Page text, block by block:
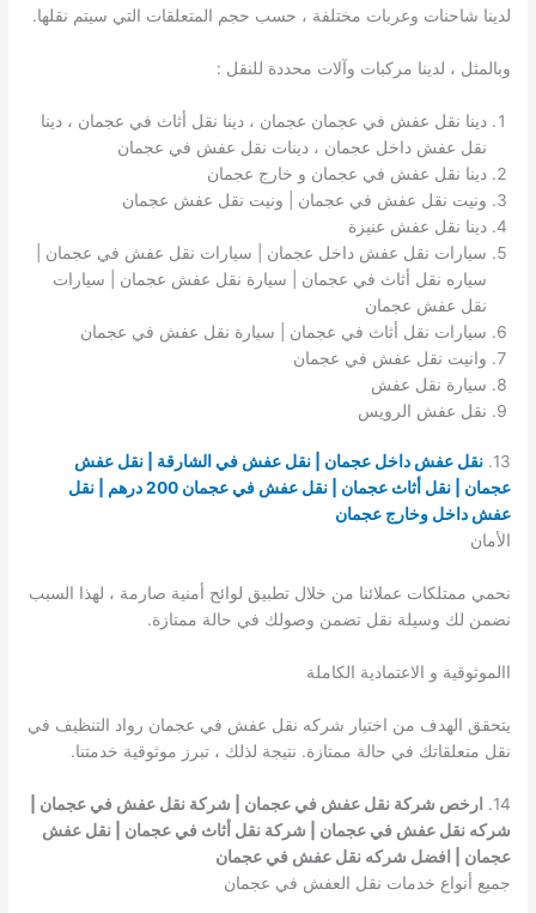
لدينا شاحنات وعربات مختلفة ، حسب حجم المتعلقات التي سيتم نقلها.
وبالمثل ، لدينا مركبات وآلات محددة للنقل :
دينا نقل عفش في عجمان عجمان ، دينا نقل أثاث في عجمان ، دينا
نقل عفش داخل عجمان ، دينات نقل عفش في عجمان
دينا نقل عفش في عجمان و خارج عجمان
ونيت نقل عفش في عجمان | ونيت نقل عفش عجمان
دينا نقل عفش عنيزة
سيارات نقل عفش داخل عجمان | سيارات نقل عفش في عجمان |
سياره نقل أثاث في عجمان | سيارة نقل عفش عجمان | سيارات
نقل عفش عجمان
سيارات نقل أثاث في عجمان | سيارة نقل عفش في عجمان
وانيت نقل عفش في عجمان
سيارة نقل عفش
نقل عفش الرويس
13. نقل عفش داخل عجمان | نقل عفش في الشارقة | نقل عفش
عجمان | نقل أثاث عجمان | نقل عفش في عجمان 200 درهم | نقل
عفش داخل وخارج عجمان
الأمان
نحمي ممتلكات عملائنا من خلال تطبيق لوائح أمنية صارمة ، لهذا السبب
نضمن لك وسيلة نقل تضمن وصولك في حالة ممتازة.
االموثوقية و الاعتمادية الكاملة
يتحقق الهدف من اختيار شركه نقل عفش في عجمان رواد التنظيف في
نقل متعلقاتك في حالة ممتازة. نتيجة لذلك ، تبرز موثوقية خدمتنا.
14.
ارخص شركة نقل عفش في عجمان | شركة نقل عفش في عجمان |
شركه نقل عفش في عجمان | شركة نقل أثاث في عجمان | نقل عفش
عجمان | افضل شركه نقل عفش في عجمان
جميع أنواع خدمات نقل العفش في عجمان